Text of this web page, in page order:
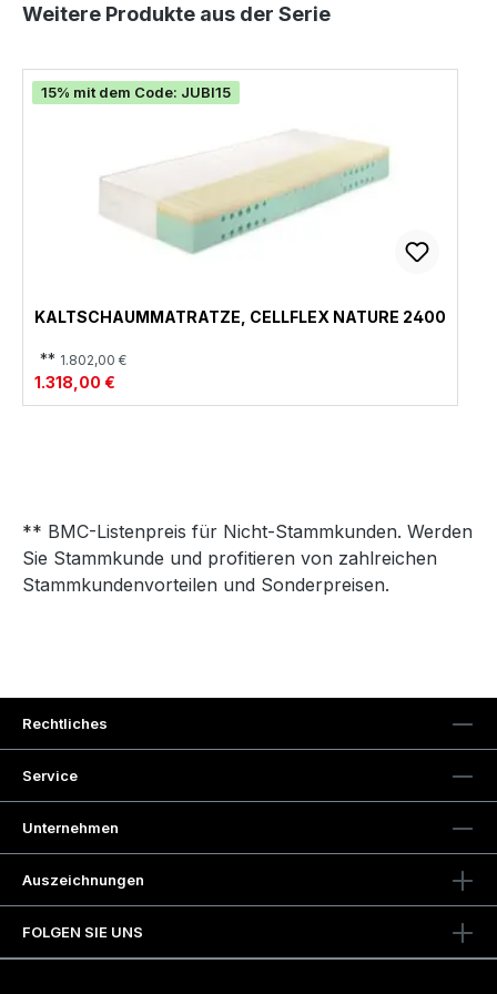
Produktgalerie überspringen
Weitere Produkte aus der Serie
15% mit dem Code: JUBI15
KALTSCHAUMMATRATZE, CELLFLEX NATURE 2400
** 1.802,00 €
1.318,00 €
** BMC-Listenpreis für Nicht-Stammkunden. Werden
Sie Stammkunde und profitieren von zahlreichen
Stammkundenvorteilen und Sonderpreisen.
Rechtliches
Service
Unternehmen
Auszeichnungen
FOLGEN SIE UNS